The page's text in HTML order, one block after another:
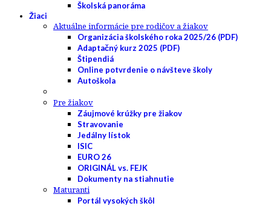
Školská panoráma
Žiaci
Aktuálne informácie pre rodičov a žiakov
Organizácia školského roka 2025/26 (PDF)
Adaptačný kurz 2025 (PDF)
Štipendiá
Online potvrdenie o návšteve školy
Autoškola
Pre žiakov
Záujmové krúžky pre žiakov
Stravovanie
Jedálny lístok
ISIC
EURO 26
ORIGINÁL vs. FEJK
Dokumenty na stiahnutie
Maturanti
Portál vysokých škôl